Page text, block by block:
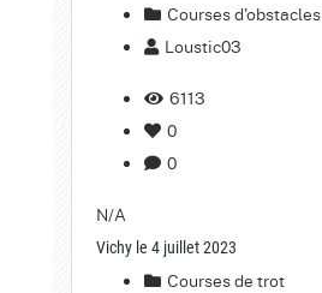
Courses d'obstacles
Loustic03
6113
0
0
N/A
Vichy le 4 juillet 2023
Courses de trot